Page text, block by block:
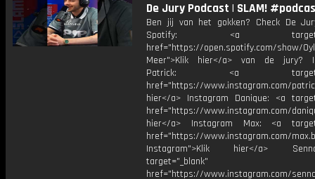
De Jury Podcast | SLAM!
Ben jij van het gokken? Check De
Spotify: <a
href="https://open.spotify.com/show/
Meer">Klik hier</a> van de jury?
Patrick: <a
href="https://www.instagram.com/
hier</a> Instagram Danique: <a
href="https://www.instagram.com/
hier</a> Instagram Max: <a
href="https://www.instagram.com/
Instagram">Klik hier</a>
target="_blank"
href="https://www.instagram.com/